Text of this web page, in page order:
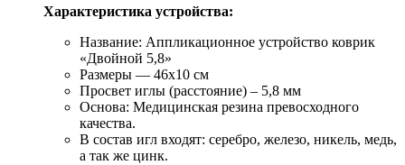
Характеристика устройства:
Название: Аппликационное устройство коврик
«Двойной 5,8»
Размеры — 46х10 см
Просвет иглы (расстояние) – 5,8 мм
Основа: Медицинская резина превосходного
качества.
В состав игл входят: серебро, железо, никель, медь,
а так же цинк.